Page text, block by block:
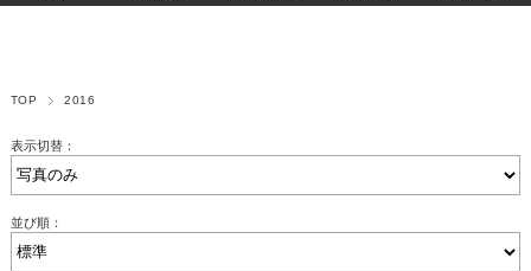
TOP 2016
表示切替：
並び順：